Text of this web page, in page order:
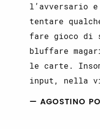
l’avversario
tentare
fare gioco di
bluffare
le carte.
input, nella
— AGOSTINO